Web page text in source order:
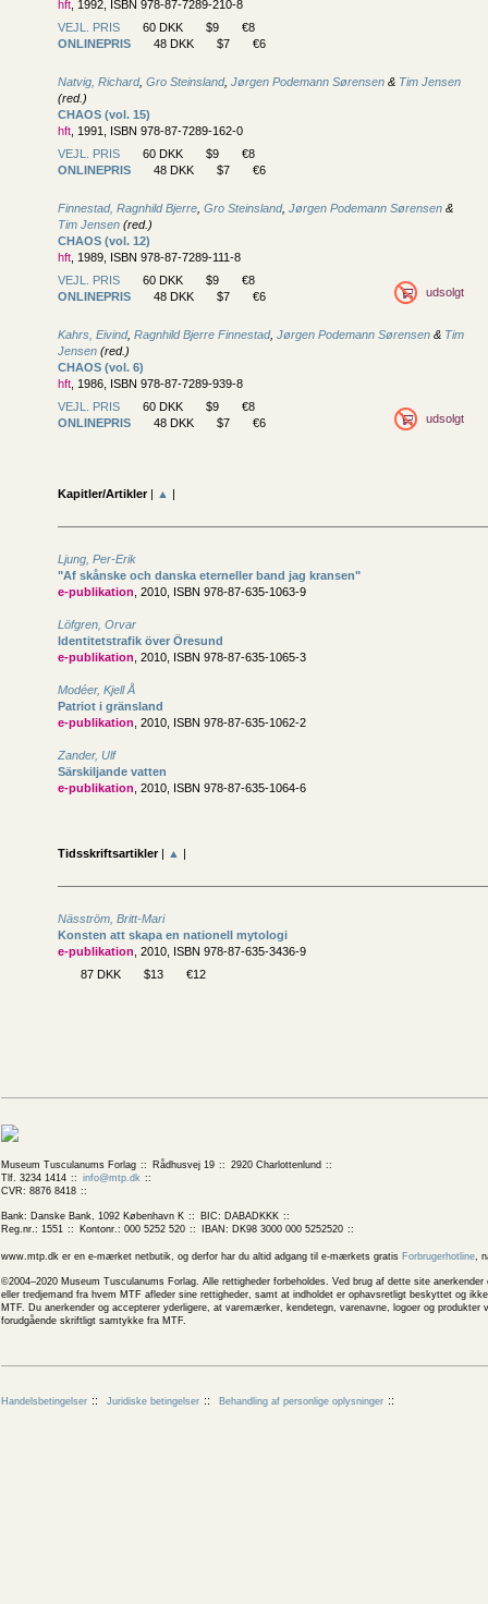
hft , 1992, ISBN 978-87-7289-210-8
VEJL. PRIS
60 DKK $9
€8
ONLINEPRIS
48 DKK $7 €6
Natvig, Richard, Gro Steinsland, Jørgen Podemann Sørensen & Tim Jensen
(red.)
CHAOS (vol. 15)
hft , 1991, ISBN 978-87-7289-162-0
VEJL. PRIS
60 DKK $9
€8
ONLINEPRIS
48 DKK $7 €6
Finnestad, Ragnhild Bjerre Gro Steinsland, Jørgen Podemann Sørensen &
Tim Jensen (red.)
CHAOS (vol. 12)
hft , 1989, ISBN 978-87-7289-111-8
VEJL. PRIS
60 DKK $9
€8
ONLINEPRIS
48 DKK $7 €6 udsolgt
Kahrs, Eivind, Ragnhild Bjerre Finnestad, Jørgen Podemann Sørensen & Tim
Jensen (red.)
CHAOS (vol. 6)
hft , 1986, ISBN 978-87-7289-939-8
VEJL. PRIS
60 DKK $9
€8
ONLINEPRIS
48 DKK $7 €6 udsolgt
Kapitler/Artikler| ▲ |
Ljung, Per-Erik
"Af skånske och danska eterneller band jag kransen"
e-publikation , 2010, ISBN 978-87-635-1063-9
Löfgren, Orvar
Identitetstrafik över Öresund
e-publikation , 2010, ISBN 978-87-635-1065-3
Modéer, Kjell Å
Patriot i gränsland
e-publikation , 2010, ISBN 978-87-635-1062-2
Zander, Ulf
Särskiljande vatten
e-publikation , 2010, ISBN 978-87-635-1064-6
Tidsskriftsartikler| ▲ |
Näsström, Britt-Mari
Konsten att skapa en nationell mytologi
e-publikation , 2010, ISBN 978-87-635-3436-9
87 DKK
$13 €12
Museum Tusculanums Forlag Rådhusvej 19
2920 Charlottenlund
Tlf. 3234 1414
info@mtp.dk
CVR: 8876 8418
Bank: Danske Bank, 1092 København K
BIC: DABADKKK
Reg.nr.: 1551
Kontonr.: 000 5252 520 IBAN: DK98 3000 000 5252520
www.mtp.dk er en e-mærket netbutik, og derfor har du altid adgang til e-mærkets gratis Forbrugerhotline,
©2004–2020 Museum Tusculanums Forlag. Alle rettigheder forbeholdes. Ved brug af dette site
eller tredjemand fra hvem MTF afleder sine rettigheder, samt at indholdet er ophavsretligt beskyttet og
MTF. Du anerkender og accepterer yderligere, at varemærker, kendetegn, varenavne, logoer og
forudgående skriftligt samtykke fra MTF.
Handelsbetingelser Juridiske betingelser Behandling af personlige oplysninger